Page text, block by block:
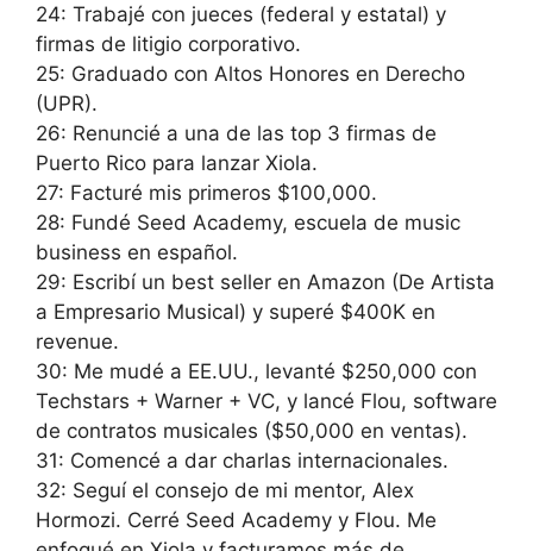
24: Trabajé con jueces (federal y estatal) y
firmas de litigio corporativo.
25: Graduado con Altos Honores en Derecho
(UPR).
26: Renuncié a una de las top 3 firmas de
Puerto Rico para lanzar Xiola.
27: Facturé mis primeros $100,000.
28: Fundé Seed Academy, escuela de music
business en español.
29: Escribí un best seller en Amazon (De Artista
a Empresario Musical) y superé $400K en
revenue.
30: Me mudé a EE.UU., levanté $250,000 con
Techstars + Warner + VC, y lancé Flou, software
de contratos musicales ($50,000 en ventas).
31: Comencé a dar charlas internacionales.
32: Seguí el consejo de mi mentor, Alex
Hormozi. Cerré Seed Academy y Flou. Me